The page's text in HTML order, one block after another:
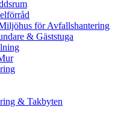
för Avfallshantering
& Gäststuga
& Takbyten